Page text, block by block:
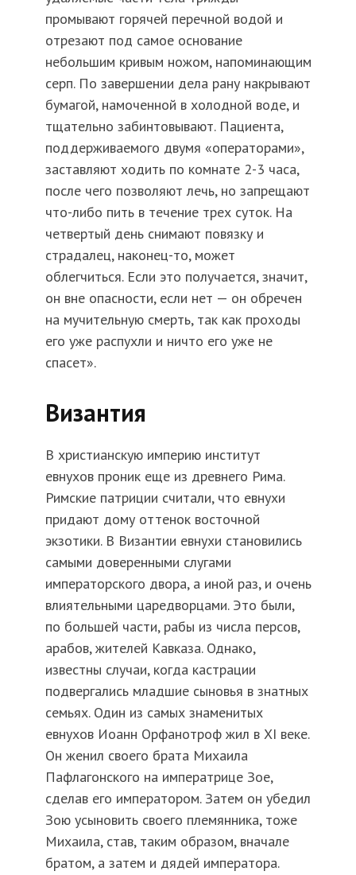
промывают горячей перечной водой и
отрезают под самое основание
небольшим кривым ножом, напоминающим
серп. По завершении дела рану накрывают
бумагой, намоченной в холодной воде, и
тщательно забинтовывают. Пациента,
поддерживаемого двумя «операторами»,
заставляют ходить по комнате 2-3 часа,
после чего позволяют лечь, но запрещают
что-либо пить в течение трех суток. На
четвертый день снимают повязку и
страдалец, наконец-то, может
облегчиться. Если это получается, значит,
он вне опасности, если нет — он обречен
на мучительную смерть, так как проходы
его уже распухли и ничто его уже не
спасет».
Византия
В христианскую империю институт
евнухов проник еще из древнего Рима.
Римские патриции считали, что евнухи
придают дому оттенок восточной
экзотики. В Византии евнухи становились
самыми доверенными слугами
императорского двора, а иной раз, и очень
влиятельными царедворцами. Это были,
по большей части, рабы из числа персов,
арабов, жителей Кавказа. Однако,
известны случаи, когда кастрации
подвергались младшие сыновья в знатных
семьях. Один из самых знаменитых
евнухов Иоанн Орфанотроф жил в XI веке.
Он женил своего брата Михаила
Пафлагонского на императрице Зое,
сделав его императором. Затем он убедил
Зою усыновить своего племянника, тоже
Михаила, став, таким образом, вначале
братом, а затем и дядей императора.